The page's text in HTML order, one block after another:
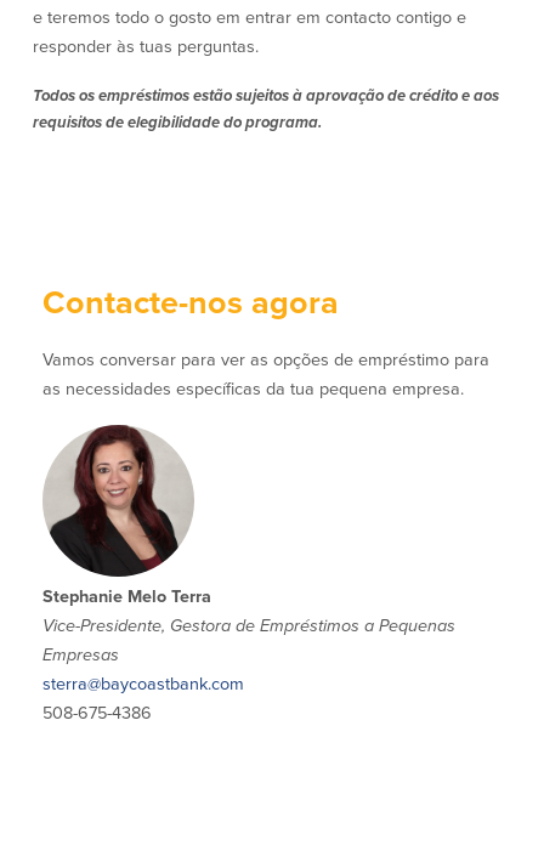
BayCoast Mortgage
BayCoast Insurance
Abrir Conta Online
Localizações
Procurar
Comunidade
Programas de
Get on the Bus
e teremos todo o gosto em entrar em contacto contigo e
responder às tuas perguntas.
Todos os empréstimos estão sujeitos à aprovação de crédito e aos
requisitos de elegibilidade do programa.
Contacte-nos agora
Vamos conversar para ver as opções de empréstimo para
as necessidades específicas da tua pequena empresa.
Stephanie Melo Terra
Vice-Presidente, Gestora de Empréstimos a Pequenas
Empresas
sterra@baycoastbank.com
508-675-4386